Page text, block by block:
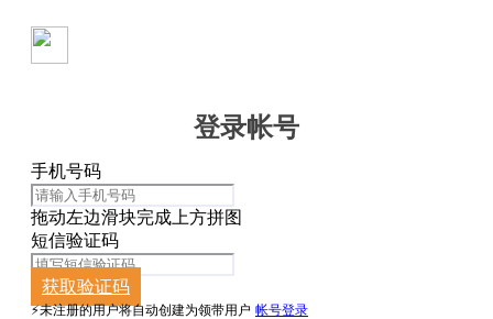
登录帐号
手机号码
拖动左边滑块完成上方拼图
短信验证码
获取验证码
⚡️未注册的用户将自动创建为领带用户 帐号登录